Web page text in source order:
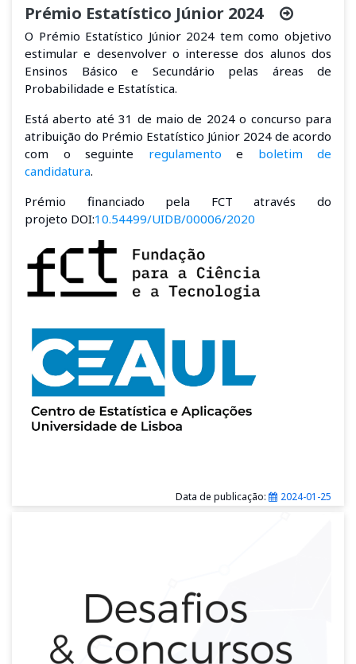
Prémio Estatístico Júnior 2024
O Prémio Estatístico Júnior 2024 tem como objetivo
estimular e desenvolver o interesse dos alunos dos
Ensinos Básico e Secundário pelas áreas de
Probabilidade e Estatística.
Está aberto até 31 de maio de 2024 o concurso para
atribuição do Prémio Estatístico Júnior 2024 de acordo
com o seguinte regulamento e boletim de
candidatura.
Prémio financiado pela FCT através do
projeto DOI:10.54499/UIDB/00006/2020
Data de publicação: 2024-01-25